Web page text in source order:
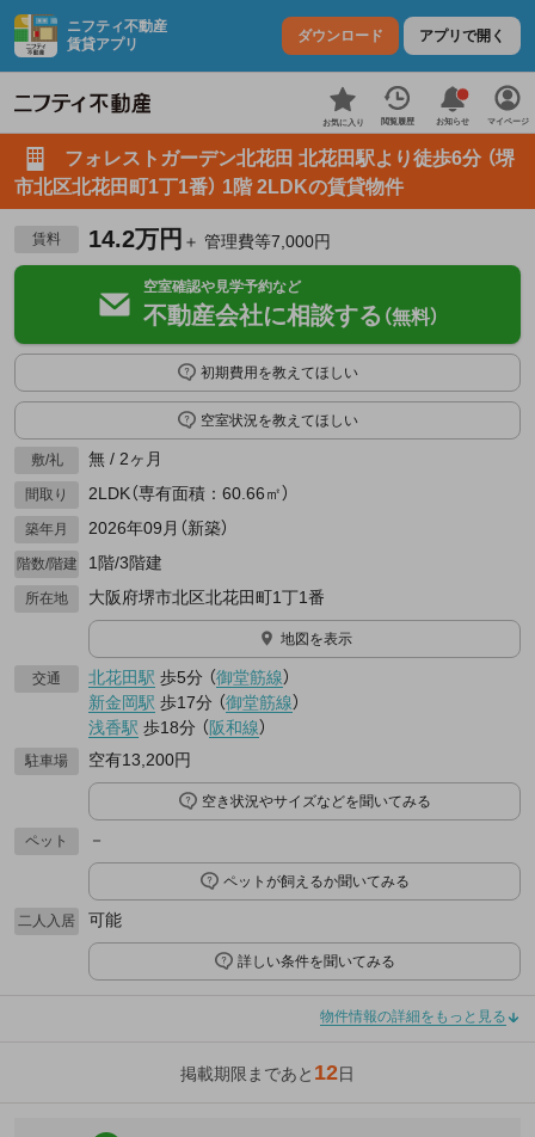
ニフティ不動産
賃貸アプリ
ダウンロード アプリで開く
お気に入り 閲覧履歴 お知らせ マイページ
フォレストガーデン北花田 北花田駅より徒歩6分 （堺
市北区北花田町1丁1番） 1階 2LDKの賃貸物件
賃料 14.2万円 ＋ 管理費等7,000円
空室確認や見学予約など
不動産会社に相談する （無料）
初期費用を教えてほしい
空室状況を教えてほしい
敷/礼 無 / 2ヶ月
間取り 2LDK（専有面積：60.66㎡）
築年月 2026年09月（新築）
階数/階建 1階/3階建
所在地 大阪府堺市北区北花田町1丁1番
地図を表示
交通 北花田駅 歩5分 （御堂筋線）
新金岡駅 歩17分 （御堂筋線）
浅香駅 歩18分 （阪和線）
駐車場 空有13,200円
空き状況やサイズなどを聞いてみる
ペット －
ペットが飼えるか聞いてみる
二人入居 可能
詳しい条件を聞いてみる
物件情報の詳細をもっと見る
掲載期限まであと 12日